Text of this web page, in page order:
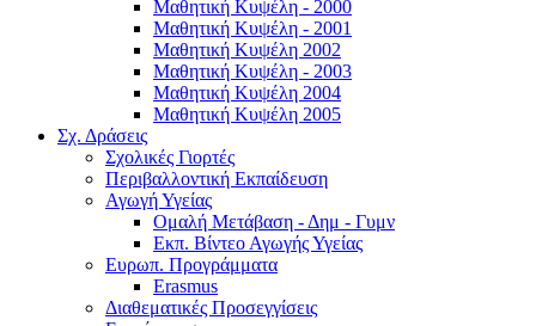
Μαθητική Κυψέλη - 2000
Μαθητική Κυψέλη - 2001
Μαθητική Κυψέλη 2002
Μαθητική Κυψέλη - 2003
Μαθητική Κυψέλη 2004
Μαθητική Κυψέλη 2005
Σχ. Δράσεις
Σχολικές Γιορτές
Περιβαλλοντική Εκπαίδευση
Αγωγή Υγείας
Ομαλή Μετάβαση - Δημ - Γυμν
Εκπ. Βίντεο Αγωγής Υγείας
Ευρωπ. Προγράμματα
Erasmus
Διαθεματικές Προσεγγίσεις